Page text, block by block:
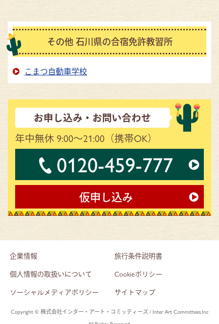
その他 石川県の合宿免許教習所
こまつ自動車学校
お申し込み・お問い合わせ
年中無休 9:00～21:00 （携帯OK）
0120-459-777
仮申し込み
企業情報
旅行条件説明書
個人情報の取扱いについて
Cookieポリシー
ソーシャルメディアポリシー
サイトマップ
Copyright © 株式会社インター・アート・コミッティーズ / Inter Art Committees.Inc